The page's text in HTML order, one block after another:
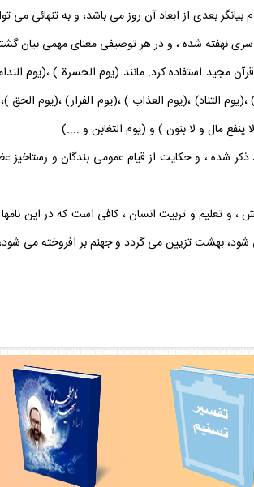
بعدى از ابعاد آن روز مى باشد، و به تنهائى مى
نهفته شده ، و در هر توصيفى معناى مهمى بيان
مجيد استفاده كرد. مانند (يوم الحسرة ) ،(يوم
التناد) ،(يوم العذاب ) ،(يوم الفرار) ،(يوم
ينفع مال و لا بنون ) و (يوم التغابن و ....)
شده ، و حكايت از قيام عمومى بندگان و رستاخيز
و تعليم و تربيت انسان ، كافى است كه در اين
بهشت تزيين مى گردد و جهنم بر افروخته مى